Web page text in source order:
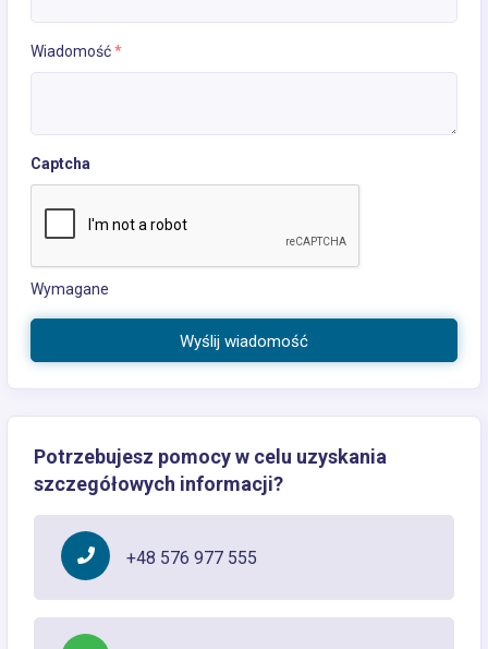
Wiadomość*
Captcha
Wymagane
Wyślij wiadomość
Potrzebujesz pomocy w celu uzyskania
szczegółowych informacji?
+48 576 977 555